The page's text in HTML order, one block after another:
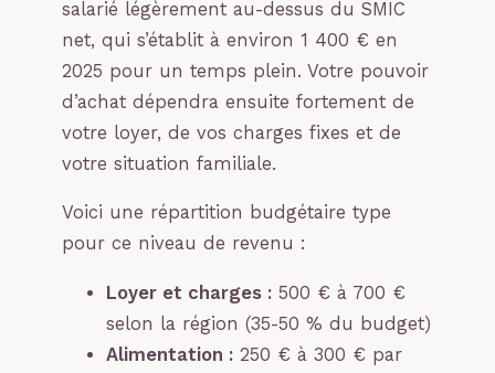
salarié légèrement au-dessus du SMIC
net, qui s’établit à environ 1 400 € en
2025 pour un temps plein. Votre pouvoir
d’achat dépendra ensuite fortement de
votre loyer, de vos charges fixes et de
votre situation familiale.
Voici une répartition budgétaire type
pour ce niveau de revenu :
Loyer et charges : 500 € à 700 €
selon la région (35-50 % du budget)
Alimentation : 250 € à 300 € par